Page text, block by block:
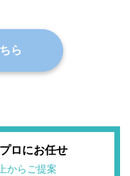
ら
ロにお任せ
からご提案